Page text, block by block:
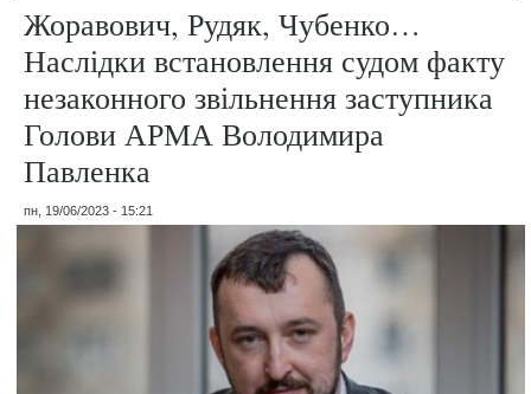
Жоравович, Рудяк, Чубенко…
Наслідки встановлення судом факту
незаконного звільнення заступника
Голови АРМА Володимира
Павленка
пн, 19/06/2023 - 15:21